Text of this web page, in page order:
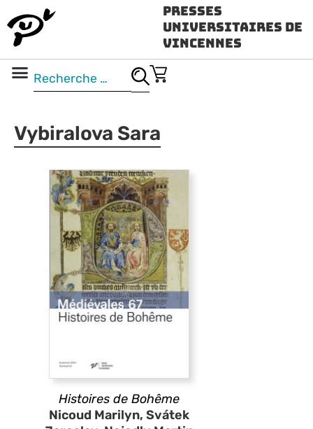
Presses
Universitaires de
Vincennes
Vybiralova Sara
Histoires de Bohême
Nicoud Marilyn, Svátek